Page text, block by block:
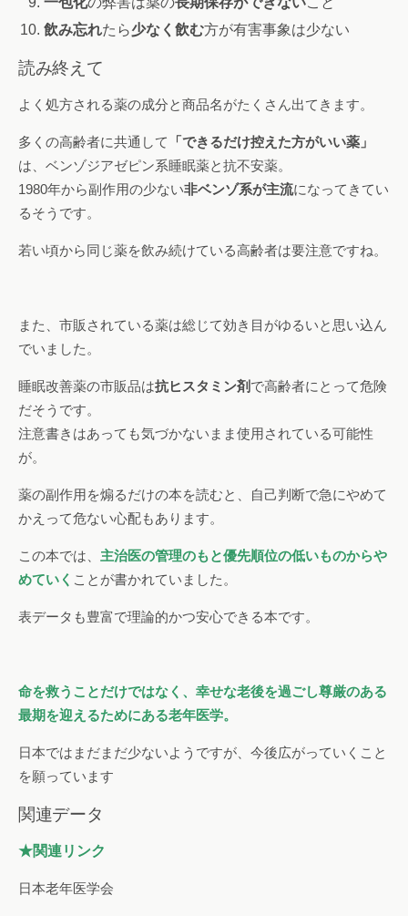
飲み忘れたら少なく飲む方が有害事象は少ない
読み終えて
よく処方される薬の成分と商品名がたくさん出てきます。
多くの高齢者に共通して
「できるだけ控えた方がいい薬」
は、ベンゾジアゼピン系睡眠薬と抗不安薬。
1980年から副作用の少ない非ベンゾ系が主流になってきてい
るそうです。
若い頃から同じ薬を飲み続けている高齢者は要注意ですね。
また、市販されている薬は総じて効き目がゆるいと思い込ん
でいました。
睡眠改善薬の市販品は抗ヒスタミン剤 で高齢者にとって危険
だそうです。
注意書きはあっても気づかないまま使用されている可能性
が。
薬の副作用を煽るだけの本を読むと、自己判断で急にやめて
かえって危ない心配もあります。
この本では、 主治医の管理のもと優先順位の低いものからや
めていく ことが書かれていました。
表データも豊富で理論的かつ安心できる本です。
命を救うことだけではなく、幸せな老後を過ごし尊厳のある
最期を迎えるためにある老年医学。
日本ではまだまだ少ないようですが、今後広がっていくこと
を願っています
関連データ
★関連リンク
日本老年医学会